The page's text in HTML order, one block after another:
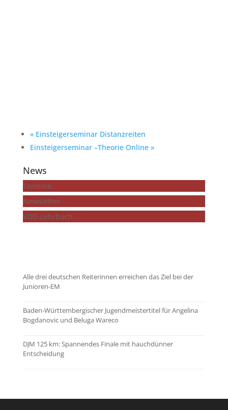
«Einsteigerseminar Distanzreiten
Einsteigerseminar –Theorie Online »
News
Termine
Newsletter
VDD-Lehrbuch
Alle drei deutschen Reiterinnen erreichen das Ziel bei der
Junioren-EM
Baden-Württembergischer Jugendmeistertitel für Angelina
Bogdanovic und Beluga Wareco
DJM 125 km: Spannendes Finale mit hauchdünner
Entscheidung